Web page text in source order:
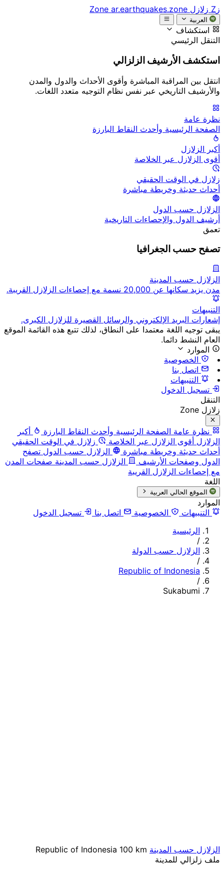
زZ زلازل Zone ar.earthquakes.zone
العربية
استكشاف
التنقل الرئيسي
استكشف الأرشيف الزلزالي
انتقل بين المراقبة المباشرة وأقوى الأحداث والدول والمدن
والأرشيف التاريخي عبر نفس نظام التوجيه متعدد اللغات.
نظرة عامة
الصفحة الرئيسية وأحدث النقاط البارزة
أكبر الزلازل
أقوى الزلازل عبر الخلاصة
زلازل في الوقت الحقيقي
أحداث حديثة وخريطة مباشرة
الزلازل حسب الدول
أرشيف الدول والإحصاءات التاريخية
تعمق
تصفح حسب الجغرافيا
الزلازل حسب المدينة
مدن يزيد سكانها عن 20,000 نسمة مع إحصاءات الزلازل القريبة.
التنبيهات
إشعارات البريد الإلكتروني والرسائل القصيرة للزلازل الكبرى.
يبقى توجيه اللغة معتمدا على النطاق، لذلك تتبع هذه القائمة الموقع
العام النشط دائما.
الموارد
الخصوصية
اتصل بنا
التنبيهات
تسجيل الدخول
التنقل
زلازل Zone
نظرة عامة الصفحة الرئيسية وأحدث النقاط البارزة
أكبر
الزلازل أقوى الزلازل عبر الخلاصة
زلازل في الوقت الحقيقي
أحداث حديثة وخريطة مباشرة
الزلازل حسب الدول تصفح
الدول وصفحات الأرشيف
الزلازل حسب المدينة صفحات المدن
مع إحصاءات الزلازل القريبة
اللغة
الموقع الحالي العربية
الموارد
التنبيهات
الخصوصية اتصل بنا
تسجيل الدخول
الرئيسية
/
الزلازل حسب الدولة
/
Republic of Indonesia
/
Sukabumi
الزلازل حسب المدينة Republic of Indonesia 100 km
ملف زلزالي للمدينة